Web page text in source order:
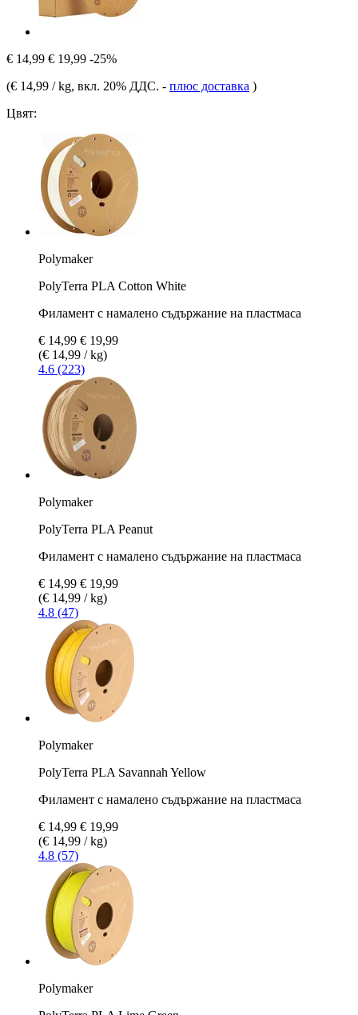
€ 14,99 € 19,99 -25%
(€ 14,99 / kg, вкл. 20% ДДС. - плюс доставка )
Цвят:
Polymaker
PolyTerra PLA Cotton White
Филамент с намалено съдържание на пластмаса
€ 14,99 € 19,99
(€ 14,99 / kg)
4.6 (223)
Polymaker
PolyTerra PLA Peanut
Филамент с намалено съдържание на пластмаса
€ 14,99 € 19,99
(€ 14,99 / kg)
4.8 (47)
Polymaker
PolyTerra PLA Savannah Yellow
Филамент с намалено съдържание на пластмаса
€ 14,99 € 19,99
(€ 14,99 / kg)
4.8 (57)
Polymaker